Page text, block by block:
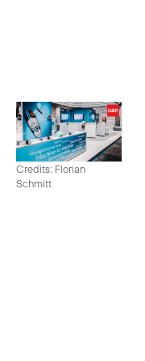
Credits: Florian
Schmitt